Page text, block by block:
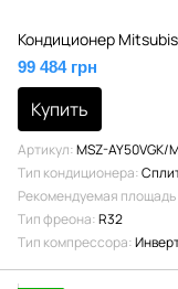
Кондиционер
99 484 грн
Купить
Артикул MSZ-AY50VGK/
Тип кондиционера
Рекомендуемая
Тип фреона R32
Тип компрессора